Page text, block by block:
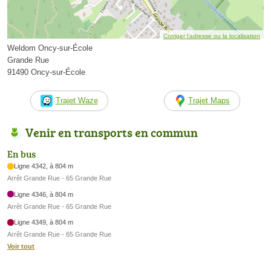
Corriger l’adresse ou la localisation
Weldom Oncy-sur-École
Grande Rue
91490 Oncy-sur-École
Trajet Waze Trajet Maps
Venir en transports en commun
En bus
Ligne 4342, à 804 m
Arrêt Grande Rue - 65 Grande Rue
Ligne 4346, à 804 m
Arrêt Grande Rue - 65 Grande Rue
Ligne 4349, à 804 m
Arrêt Grande Rue - 65 Grande Rue
Voir tout